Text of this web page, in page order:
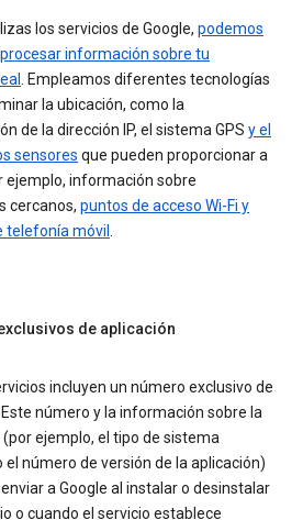
los servicios de Google, podemos
información sobre tu
. Empleamos diferentes tecnologías
la ubicación, como la
de la dirección IP, el sistema GPS y el
sensores que pueden proporcionar a
ejemplo, información sobre
cercanos, puntos de acceso Wi-Fi y
telefonía móvil .
de aplicación
incluyen un número exclusivo de
número y la información sobre la
ejemplo, el tipo de sistema
el número de versión de la aplicación)
a Google al instalar o desinstalar
o cuando el servicio establece